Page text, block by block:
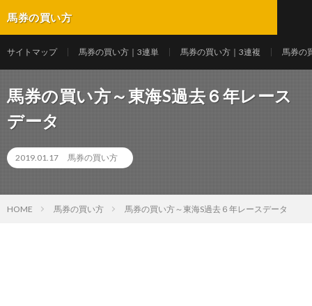
馬券の買い方
サイトマップ 馬券の買い方｜3連単 馬券の買い方｜3連複 馬券の
馬券の買い方～東海S過去６年レース
データ
2019.01.17 馬券の買い方
HOME 馬券の買い方 馬券の買い方～東海S過去６年レースデータ